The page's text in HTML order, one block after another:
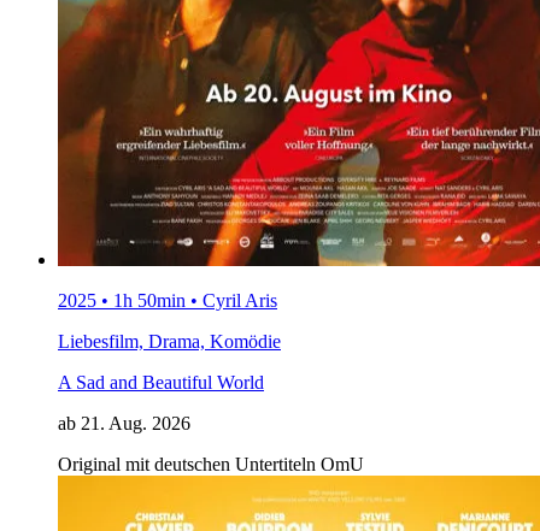
2025 • 1h 50min • Cyril Aris
Liebesfilm, Drama, Komödie
A Sad and Beautiful World
ab 21. Aug. 2026
Original mit deutschen Untertiteln OmU